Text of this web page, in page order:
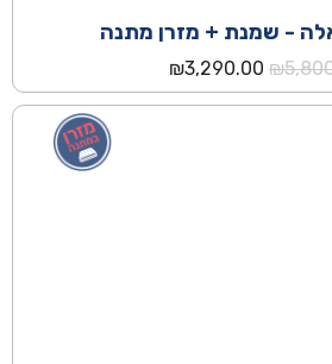
- שמנת + מזרן מתנה
₪ המחיר
המקורי
היה:
₪3,290.00
הנוכחי
הוא:
₪3,290.00.